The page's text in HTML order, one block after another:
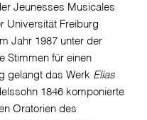
Jeunesses Musicales
Universität Freiburg
Jahr 1987 unter der
Stimmen für einen
gelangt das Werk Elias
1846 komponierte
Oratorien des